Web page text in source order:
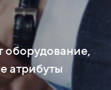
оборудование,
атрибуты